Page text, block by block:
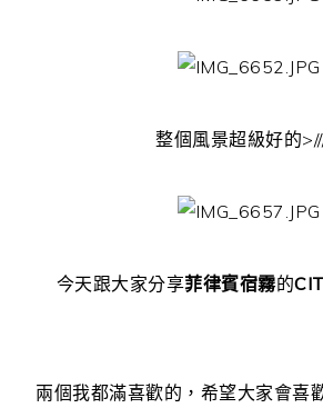
整個風景超級好的
今天跟大家分享菲律賓宿霧的
兩個我都滿喜歡的，希望大家會喜